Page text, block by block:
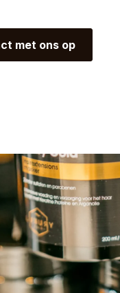
met ons op